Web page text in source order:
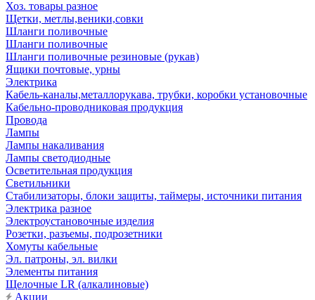
Хоз. товары разное
Щетки, метлы,веники,совки
Шланги поливочные
Шланги поливочные
Шланги поливочные резиновые (рукав)
Ящики почтовые, урны
Электрика
Кабель-каналы,металлорукава, трубки, коробки установочные
Кабельно-проводниковая продукция
Провода
Лампы
Лампы накаливания
Лампы светодиодные
Осветительная продукция
Светильники
Стабилизаторы, блоки защиты, таймеры, источники питания
Электрика разное
Электроустановочные изделия
Розетки, разъемы, подрозетники
Хомуты кабельные
Эл. патроны, эл. вилки
Элементы питания
Щелочные LR (алкалиновые)
Акции